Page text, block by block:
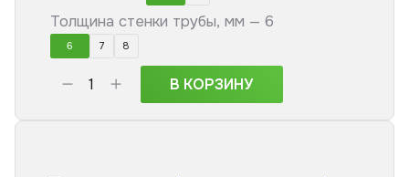
Толщина стенки трубы, мм — 6
6 7 8
В КОРЗИНУ